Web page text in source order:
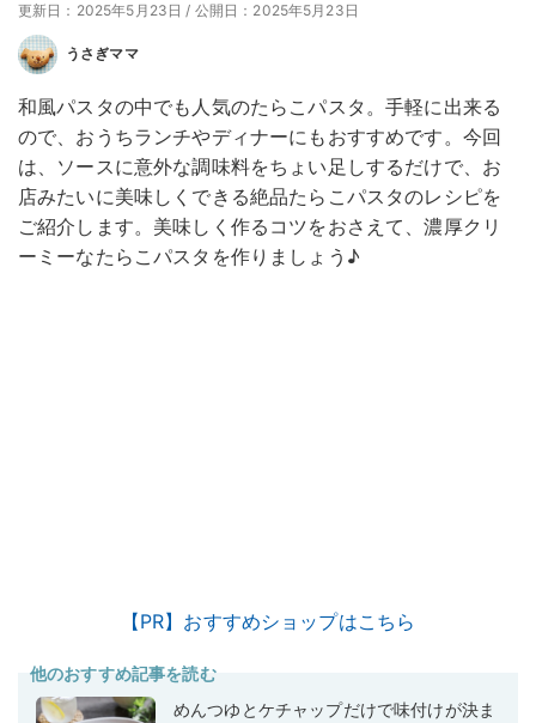
更新日：2025年5月23日 / 公開日：2025年5月23日
うさぎママ
和風パスタの中でも人気のたらこパスタ。手軽に出来る
ので、おうちランチやディナーにもおすすめです。今回
は、ソースに意外な調味料をちょい足しするだけで、お
店みたいに美味しくできる絶品たらこパスタのレシピを
ご紹介します。美味しく作るコツをおさえて、濃厚クリ
ーミーなたらこパスタを作りましょう♪
【PR】おすすめショップはこちら
他のおすすめ記事を読む
めんつゆとケチャップだけで味付けが決ま